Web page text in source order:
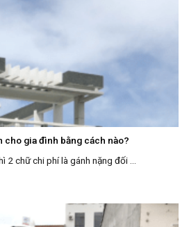
cho gia đình bằng cách nào?
2 chữ chi phí là gánh nặng đối ...